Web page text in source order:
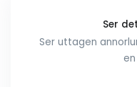
Ser
Ser uttagen